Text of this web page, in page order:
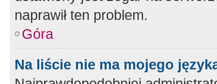
naprawił ten problem.
Góra
Na liście nie ma mojego